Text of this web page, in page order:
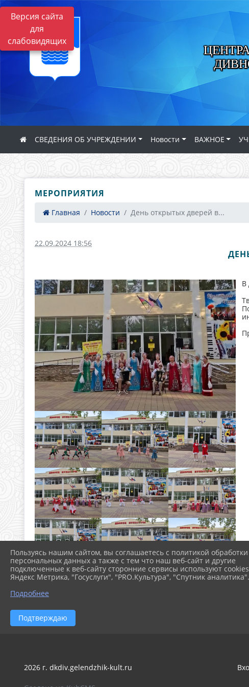
Версия сайта
для
слабовидящих
СВЕДЕНИЯ ОБ УЧРЕЖДЕНИИ Новости ВАЖНОЕ
МЕРОПРИЯТИЯ
Главная Новости День открытых дверей в...
22.09.2024 18:56
В
2026 г. dkdiv.gelendzhik-kult.ru
Пользуясь нашим сайтом, вы соглашаетесь с политикой обработки
персональных данных а также с тем что наш веб-сайт и другие
подключенные к веб-сайту сторонние сервисы используют
Яндекс Метрика, "Госуслуги", "PRO.Культура", "Спутник аналитика".
Подробнее
Подтверждаю